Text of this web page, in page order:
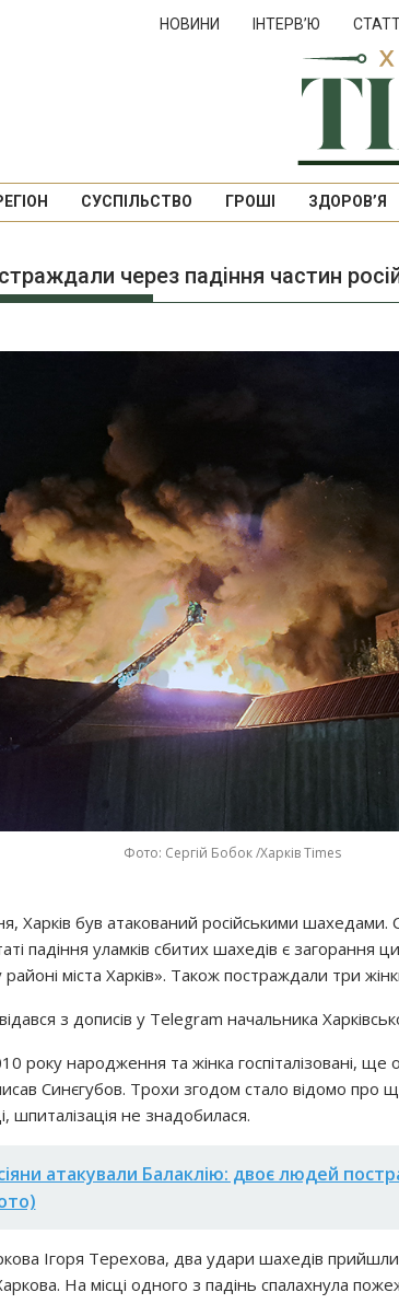
НОВИНИ ІНТЕРВ’Ю
СУСПІЛЬСТВО ГРОШІ ЗДОРОВ’Я
через падіння частин
Фото: Сергій Бобок /Харків Times
Харків був атакований російськими
падіння уламків сбитих шахедів є загорання
районі міста Харків». Також постраждали три
з дописів у Telegram начальника
року народження та жінка госпіталізовані, ще
Синєгубов. Трохи згодом стало відомо про
шпиталізація не знадобилася.
атакували Балаклію: двоє людей
Ігоря Терехова, два удари шахедів
На місці одного з падінь спалахнула